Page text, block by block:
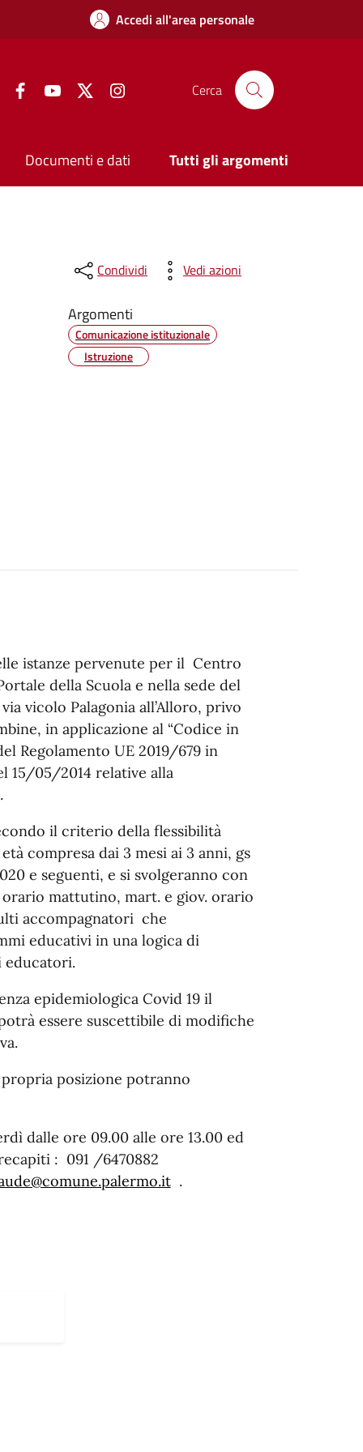
Accedi all'area personale
FacebookYouTube Twitter Cerca
Documenti e dati Tutti gli argomenti
Condividi Vedi azioni
Argomenti
Comunicazione istituzionale
Istruzione
istanze pervenute per il Centro
della Scuola e nella sede del
vicolo Palagonia all’Alloro, privo
in applicazione al “Codice in
Regolamento UE 2019/679 in
15/05/2014 relative alla
il criterio della flessibilità
compresa dai 3 mesi ai 3 anni, gs
e seguenti, e si svolgeranno con
mattutino, mart. e giov. orario
accompagnatori che
educativi in una logica di
educatori.
epidemiologica Covid 19 il
essere suscettibile di modifiche
posizione potranno
dalle ore 09.00 alle ore 13.00 ed
recapiti : 091 /6470882
.